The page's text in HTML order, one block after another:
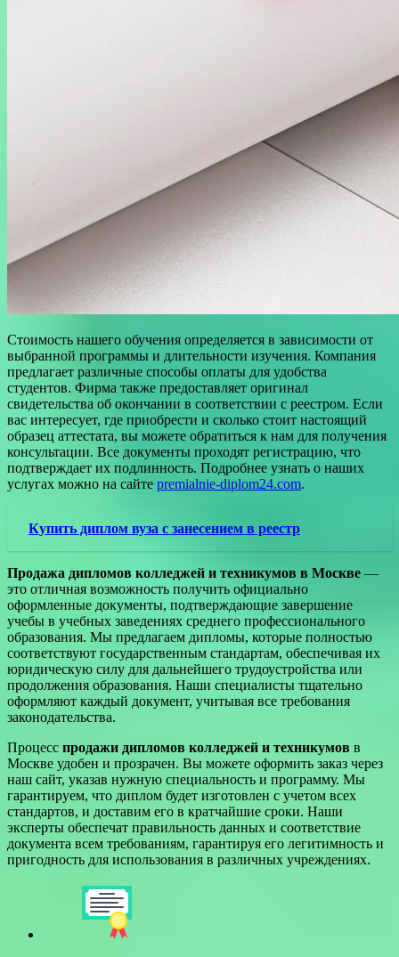
Стоимость нашего обучения определяется в зависимости от
выбранной программы и длительности изучения. Компания
предлагает различные способы оплаты для удобства
студентов. Фирма также предоставляет оригинал
свидетельства об окончании в соответствии с реестром. Если
вас интересует, где приобрести и сколько стоит настоящий
образец аттестата, вы можете обратиться к нам для получения
консультации. Все документы проходят регистрацию, что
подтверждает их подлинность. Подробнее узнать о наших
услугах можно на сайте premialnie-diplom24.com.
Купить диплом вуза с занесением в реестр
Продажа дипломов колледжей и техникумов в Москве —
это отличная возможность получить официально
оформленные документы, подтверждающие завершение
учебы в учебных заведениях среднего профессионального
образования. Мы предлагаем дипломы, которые полностью
соответствуют государственным стандартам, обеспечивая их
юридическую силу для дальнейшего трудоустройства или
продолжения образования. Наши специалисты тщательно
оформляют каждый документ, учитывая все требования
законодательства.
Процесс продажи дипломов колледжей и техникумов в
Москве удобен и прозрачен. Вы можете оформить заказ через
наш сайт, указав нужную специальность и программу. Мы
гарантируем, что диплом будет изготовлен с учетом всех
стандартов, и доставим его в кратчайшие сроки. Наши
эксперты обеспечат правильность данных и соответствие
документа всем требованиям, гарантируя его легитимность и
пригодность для использования в различных учреждениях.